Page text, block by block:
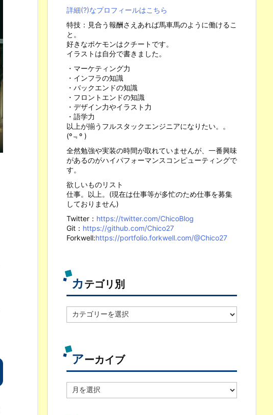
詳細(?)なプロフィールはこちら
特技：見合う報酬さえあれば馬車馬のように働けるこ
と。
好きなポケモンはクチートです。
イラストは自分で書きました。
・マーケティング力
・インフラの知識
・バックエンドの知識
・フロントエンドの知識
・デザイン力やイラスト力
・語学力
以上が揃うフルスタックエンジニアになりたい。。
(º﹃º )
全然勉強や実装の時間が取れていませんが、一番興味
があるのがハイパフォーマンスコンピューティングで
す。
欲しいものリスト
仕事。以上。(現在は仕事等が多忙のため仕事を募集
しておりません)
Twitter： https://twitter.com/ChicoBlog
Git： https://github.com/Chico27
Forkwell:https://portfolio.forkwell.com/@Chico27
カテゴリ別
テ
別
アーカイブ
ー